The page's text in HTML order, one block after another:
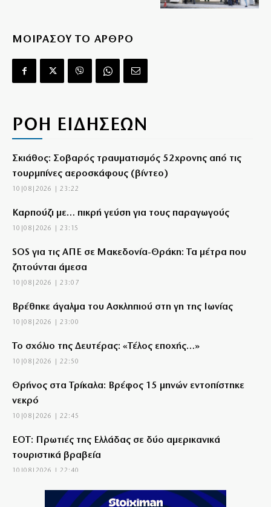
ΜΟΙΡΑΣΟΥ ΤΟ ΑΡΘΡΟ
ΡΟΗ ΕΙΔΗΣΕΩΝ
Σκιάθος: Σοβαρός τραυματισμός 52χρονης από τις
τουρμπίνες αεροσκάφους (βίντεο)
10|08|2026 | 23:22
Καρπούζι με… πικρή γεύση για τους παραγωγούς
10|08|2026 | 23:15
SOS για τις ΑΠΕ σε Μακεδονία-Θράκη: Τα μέτρα που
ζητούνται άμεσα
10|08|2026 | 23:07
Βρέθηκε άγαλμα του Ασκληπιού στη γη της Ιωνίας
10|08|2026 | 23:00
Το σχόλιο της Δευτέρας: «Τέλος εποχής…»
10|08|2026 | 22:50
Θρήνος στα Τρίκαλα: Βρέφος 15 μηνών εντοπίστηκε
νεκρό
10|08|2026 | 22:45
ΕΟΤ: Πρωτιές της Ελλάδας σε δύο αμερικανικά
τουριστικά βραβεία
10|08|2026 | 22:40
Όταν η μνήμη ενοχλεί και οι διακοπές συνεχίζονται…